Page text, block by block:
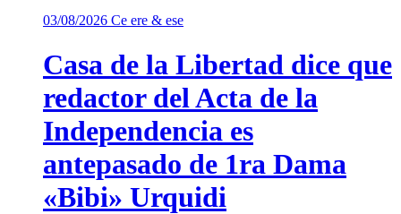
03/08/2026 Ce ere & ese
Casa de la Libertad dice que
redactor del Acta de la
Independencia es
antepasado de 1ra Dama
«Bibi» Urquidi